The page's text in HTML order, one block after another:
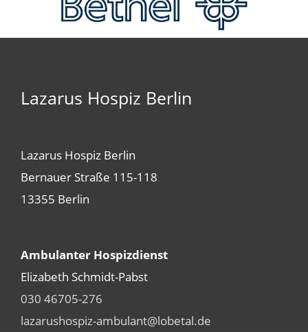
Lazarus Hospiz Berlin
Lazarus Hospiz Berlin
Bernauer Straße 115-118
13355 Berlin
Ambulanter Hospizdienst
Elizabeth Schmidt-Pabst
030 46705-276
lazarushospiz-ambulant@lobetal.de